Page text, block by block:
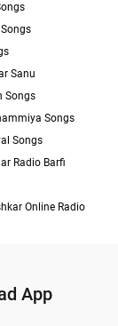
Sanu
Songs
Songs
Songs
Radio Barfi
Online Radio
App